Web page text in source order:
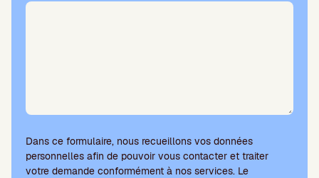
Dans ce formulaire, nous recueillons vos données
personnelles afin de pouvoir vous contacter et traiter
votre demande conformément à nos services. Le